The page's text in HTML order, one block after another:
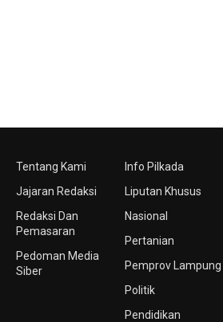
Tentang Kami
Jajaran Redaksi
Redaksi Dan
Pemasaran
Pedoman Media
Siber
Info Pilkada
Liputan Khusus
Nasional
Pertanian
Pemprov Lampung
Politik
Pendidikan